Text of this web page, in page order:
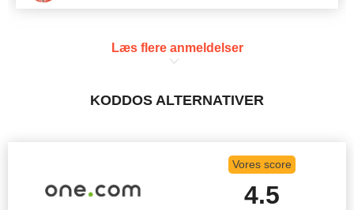
Læs flere anmeldelser
KODDOS ALTERNATIVER
Vores score
4.5